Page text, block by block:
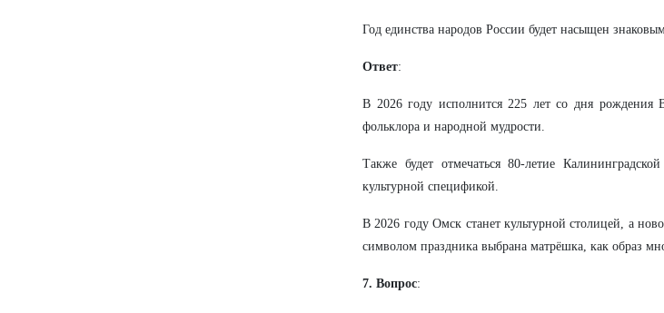
Год единства народов России будет насыщен
Ответ:
В 2026 году исполнится 225 лет со дня рождения
фольклора и народной мудрости.
Также будет отмечаться 80-летие
культурной спецификой.
В 2026 году Омск станет культурной столицей, а
символом праздника выбрана матрёшка, как образ
7. Вопрос: